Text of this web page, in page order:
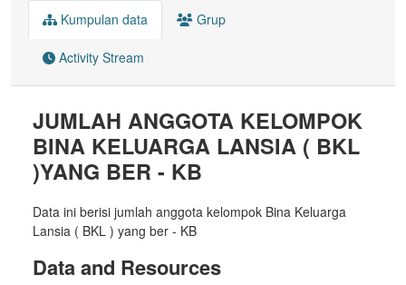
Kumpulan data Grup
Activity Stream
JUMLAH ANGGOTA KELOMPOK
BINA KELUARGA LANSIA ( BKL
)YANG BER - KB
Data ini berisi jumlah anggota kelompok Bina Keluarga
Lansia ( BKL ) yang ber - KB
Data and Resources